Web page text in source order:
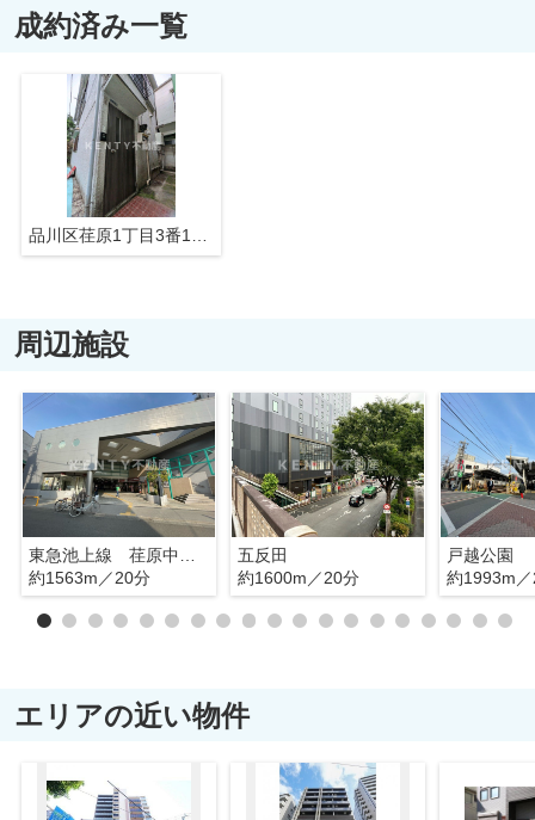
成約済み一覧
周辺施設
約1563m／20分
五反田
約1600m／20分
戸越公園
約1993m
エリアの近い物件